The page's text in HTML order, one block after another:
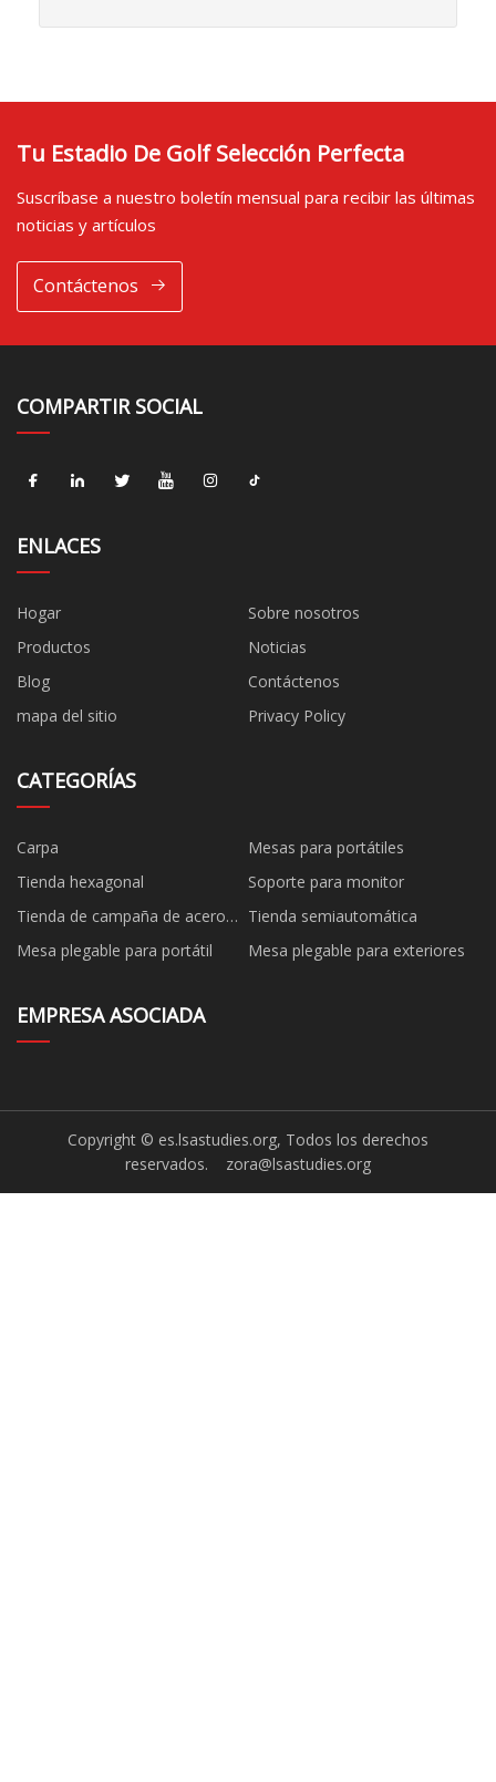
Tu Estadio De Golf Selección Perfecta
Suscríbase a nuestro boletín mensual para recibir las últimas
noticias y artículos
Contáctenos
COMPARTIR SOCIAL
ENLACES
Hogar
Sobre nosotros
Productos
Noticias
Blog
Contáctenos
mapa del sitio
Privacy Policy
CATEGORÍAS
Carpa
Mesas para portátiles
Tienda hexagonal
Soporte para monitor
Tienda de campaña de acero
negro
Tienda semiautomática
Mesa plegable para portátil
Mesa plegable para exteriores
EMPRESA ASOCIADA
Copyright © es.lsastudies.org, Todos los derechos
reservados. zora@lsastudies.org